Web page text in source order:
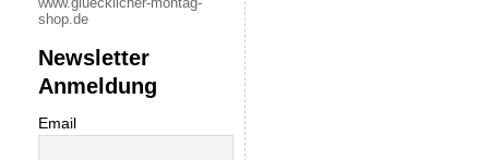
shop.de
Newsletter
Anmeldung
Email